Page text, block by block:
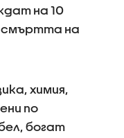
на 10
смъртта на
химия,
по
богат